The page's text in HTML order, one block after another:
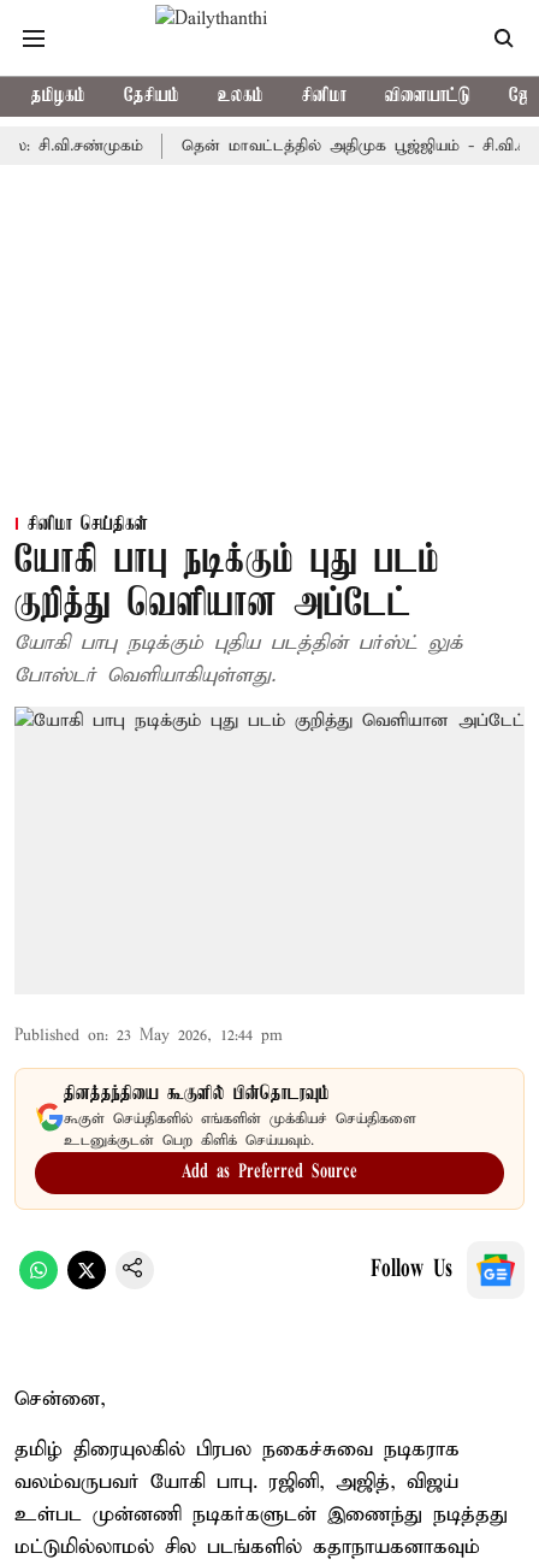
தமிழகம் தேசியம் உலகம் சினிமா விளையாட்டு
தென் மாவட்டத்தில் அதிமுக பூஜ்ஜியம் - சி.வி.சண்முகம்
சினிமா செய்திகள்
யோகி பாபு நடிக்கும் புது படம்
குறித்து வெளியான அப்டேட்
யோகி பாபு நடிக்கும் புதிய படத்தின் பர்ஸ்ட் லுக்
போஸ்டர் வெளியாகியுள்ளது.
Published on: 23 May 2026, 12:44 pm
தினத்தந்தியை கூகுளில் பின்தொடரவும்
கூகுள் செய்திகளில் எங்களின் முக்கியச் செய்திகளை
உடனுக்குடன் பெற கிளிக் செய்யவும்.
Add as Preferred Source
Follow Us
சென்னை,
தமிழ் திரையுலகில் பிரபல நகைச்சுவை நடிகராக
வலம்வருபவர் யோகி பாபு. ரஜினி, அஜித், விஜய்
உள்பட முன்னணி நடிகர்களுடன் இணைந்து நடித்தது
மட்டுமில்லாமல் சில படங்களில் கதாநாயகனாகவும்